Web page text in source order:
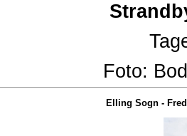
Foto:
Elling Sogn -